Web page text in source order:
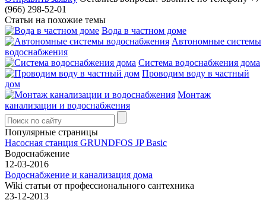
(966) 298-52-01
Статьи на похожие темы
Вода в частном доме
Автономные системы
водоснабжения
Система водоснабжения дома
Проводим воду в частный
дом
Монтаж
канализации и водоснабжения
Популярные страницы
Насосная станция GRUNDFOS JP Basic
Водоснабжение
12-03-2016
Водоснабжение и канализация дома
Wiki статьи от профессионального сантехника
23-12-2013